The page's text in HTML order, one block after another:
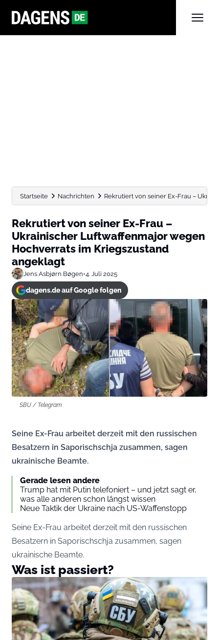
Startseite Nachrichten Rekrutiert von seiner Ex-Frau –
Rekrutiert von seiner Ex-Frau –
Ukrainischer Luftwaffenmajor wegen
Hochverrats im Kriegszustand
angeklagt
Jens Asbjørn Bøgen•4. Juli 2025
dagens.de auf Google folgen
SBU / Telegram
Seine Ex-Frau arbeitet derzeit mit den russischen
Besatzern in Saporischschja zusammen, sagen
ukrainische Beamte.
Gerade lesen andere
Trump hat mit Putin telefoniert – und jetzt sagt er,
was alle anderen schon längst wissen
Neue Taktik der Ukraine nach US-Waffenstopp
Seine Ex-Frau arbeitet derzeit mit den russischen
Besatzern in Saporischschja zusammen, sagen
ukrainische Beamte.
Was ist passiert?